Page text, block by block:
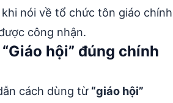
khi nói về tổ chức tôn giáo chính
công nhận.
hội” đúng chính
cách dùng từ “giáo hội”